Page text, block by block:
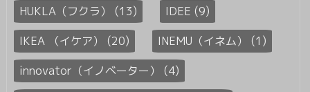
HUKLA（フクラ） (13)
IDEE (9)
IKEA （イケア） (20)
INEMU（イネム） (1)
innovator（イノベーター） (4)